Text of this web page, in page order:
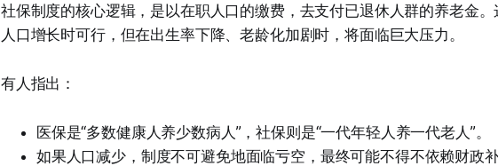
社保制度的核心逻辑，是以在职人口的缴费，去支付已退休人群的养老金。
人口增长时可行，但在出生率下降、老龄化加剧时，将面临巨大压力。
有人指出：
医保是“多数健康人养少数病人”，社保则是“一代年轻人养一代老人”。
如果人口减少，制度不可避免地面临亏空，最终可能不得不依赖财政